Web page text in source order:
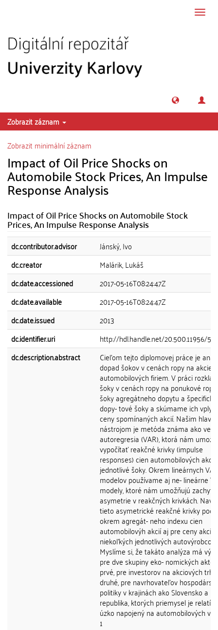
Zobrazit záznam
Zobrazit minimální záznam
Impact of Oil Price Shocks on
Automobile Stock Prices, An Impulse
Response Analysis
Impact of Oil Price Shocks on Automobile Stock
Prices, An Impulse Response Analysis
dc.contributor.advisor
Jánský, Ivo
dc.creator
Malárik, Lukáš
dc.date.accessioned
2017-05-16T08:24:47Z
dc.date.available
2017-05-16T08:24:47Z
dc.date.issued
2013
dc.identifier.uri
http://hdl.handle.net/20.500.11956/
dc.description.abstract
Cieľom tejto diplomovej práce je
dopad šokov v cenách ropy na akcie
automobilových firiem. V práci
šoky v cenách ropy na ponukové
šoky agregátneho dopytu a
dopy- tové šoky a skúmame ich
ceny spomínaných akcií. Našim
nástrojom je metóda známa ako
autoregresia (VAR), ktorá nám
vypočítať reakčné krivky (impulse
responses) cien automobilových akcií
jednotlivé šoky. Okrem lineárnych
modelov používame aj ne- lineárne
modely, ktoré nám umožňujú zachytiť
asymetrie v reakčných krivkách.
tieto asymetrické reakčné krivky
okrem agregát- neho indexu cien
automobilovýh akcií aj pre ceny akcií
niekoľkých jednotlivých autovýrobcov.
Myslíme si, že takáto analýza má
pre dve skupiny eko- nomických
prvé, pre investorov na akciových
druhé, pre navrhovateľov
politiky v krajinách ako Slovensko a
republika, ktorých priemysel je
úzko napojený na automobilových
1